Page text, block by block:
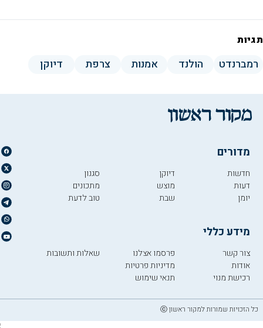
תגיות
רמברנדט הולנד אמנות צרפת דיוקן
מדורים
חדשות
דעות
יומן
דיוקן
מוצש
שבת
סגנון
מתכונים
טוב לדעת
מידע כללי
צור קשר
אודות
רכישת מנוי
פרסמו אצלנו
מדיניות פרטיות
תנאי שימוש
שאלות ותשובות
כל הזכויות שמורות למקור ראשון ⓒ